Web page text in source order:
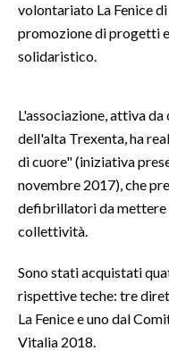
SPETTACOLI
SALUTE
SARDEGNA TURISMO
NOTIZIE
#CARAUNIONE
3 MINUTI CON
volontariato La Fenice
promozione di progetti
solidaristico.
L'associazione, attiva
dell'alta Trexenta, ha
di cuore" (iniziativa
novembre 2017), che
defibrillatori da mettere
collettività.
Sono stati acquistati
rispettive teche: tre
La Fenice e uno dal
Vitalia 2018.